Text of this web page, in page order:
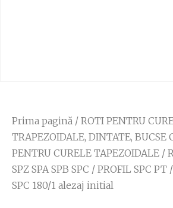
Prima pagină / ROTI PENTRU
TRAPEZOIDALE, DINTATE, BUCSE
PENTRU CURELE TAPEZOIDALE /
SPZ SPA SPB SPC / PROFIL SPC PT
SPC 180/1 alezaj initial